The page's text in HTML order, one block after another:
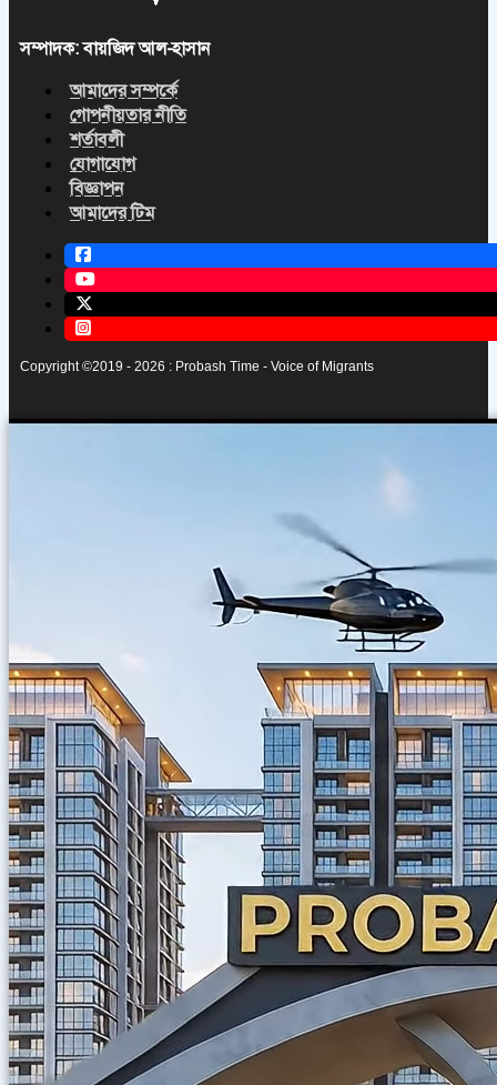
সম্পাদক: বায়জিদ আল-হাসান
আমাদের সম্পর্কে
গোপনীয়তার নীতি
শর্তাবলী
যোগাযোগ
বিজ্ঞাপন
আমাদের টিম
Copyright ©2019 - 2026 : Probash Time - Voice of Migrants